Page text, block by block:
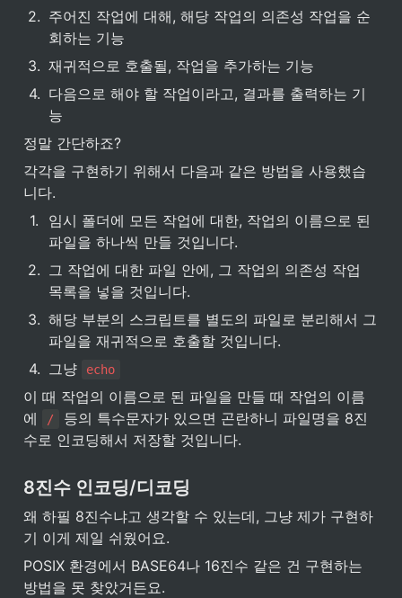
2. 주어진 작업에 대해, 해당 작업의 의존성 작업을 순
회하는 기능
3. 재귀적으로 호출될, 작업을 추가하는 기능
4. 다음으로 해야 할 작업이라고, 결과를 출력하는 기
능
정말 간단하죠?
각각을 구현하기 위해서 다음과 같은 방법을 사용했습
니다.
1.
임시 폴더에 모든 작업에 대한, 작업의 이름으로 된
파일을 하나씩 만들 것입니다.
2. 그 작업에 대한 파일 안에, 그 작업의 의존성 작업
목록을 넣을 것입니다.
3. 해당 부분의 스크립트를 별도의 파일로 분리해서 그
파일을 재귀적으로 호출할 것입니다.
4. 그냥 echo
이 때 작업의 이름으로 된 파일을 만들 때 작업의 이름
에
/
등의 특수문자가 있으면 곤란하니 파일명을 8진
수로 인코딩해서 저장할 것입니다.
8진수 인코딩/디코딩
왜 하필 8진수냐고 생각할 수 있는데, 그냥 제가 구현하
기 이게 제일 쉬웠어요.
POSIX 환경에서 BASE64나 16진수 같은 건 구현하는
방법을 못 찾았거든요.